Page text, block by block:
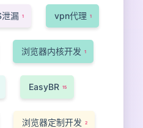
泄漏 1 vpn代理 1
浏览器内核开发 1
EasyBR 15
浏览器定制开发 2